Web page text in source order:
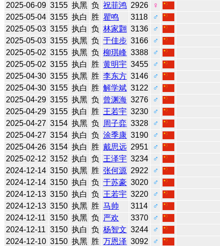
2025-06-09 3155 执黑 负 祝菲鸿 2926
♀
2025-05-04 3155 执白 胜 瞿鸣 3118
♂
2025-05-03 3155 执白 负 林家翾 3136
♂
2025-05-03 3155 执黑 负 于佳步 3166
♂
2025-05-02 3155 执黑 负 柳琪峰 3388
♂
2025-05-02 3155 执白 胜 黄明宇 3455
♂
2025-04-30 3155 执黑 胜 李东方 3146
♂
2025-04-30 3155 执白 胜 解学斌 3122
♂
2025-04-29 3155 执黑 负 曾渊海 3276
♂
2025-04-29 3155 执白 胜 王若宇 3230
♂
2025-04-27 3154 执黑 负 周子弈 3328
♂
2025-04-27 3154 执白 负 涂季康 3190
♂
2025-04-26 3154 执白 胜 戴思远 2951
♂
2025-02-12 3152 执白 负 王泽宇 3234
♂
2024-12-14 3150 执黑 胜 张何源 2922
♂
2024-12-14 3150 执白 负 于苏豪 3020
♂
2024-12-13 3150 执白 负 王若宇 3220
♂
2024-12-13 3150 执黑 胜 马帅 3114
♂
2024-12-11 3150 执黑 负 严欢 3370
♂
2024-12-11 3150 执白 负 杨智文 3244
♂
2024-12-10 3150 执黑 胜 万恩泽 3092
♂